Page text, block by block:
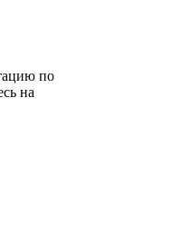
по
на